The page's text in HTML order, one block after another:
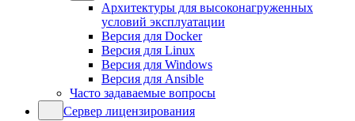
Архитектуры для высоконагруженных
условий эксплуатации
Версия для Docker
Версия для Linux
Версия для Windows
Версия для Ansible
Часто задаваемые вопросы
Сервер лицензирования